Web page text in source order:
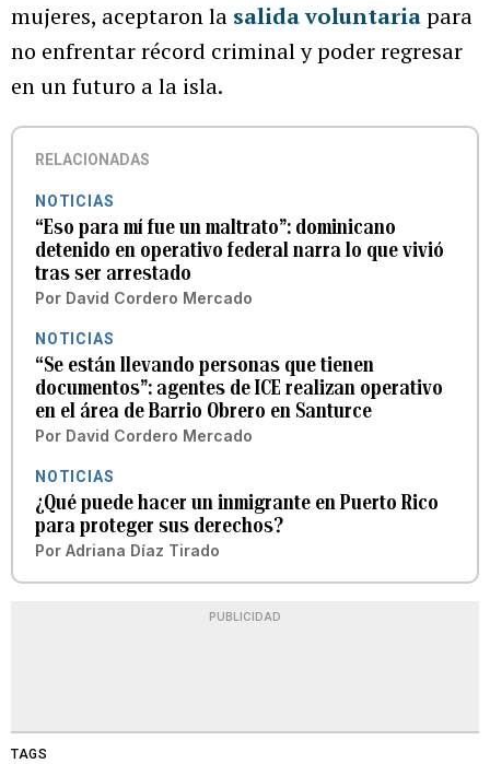
mujeres, aceptaron la salida voluntariapara
no enfrentar récord criminal y poder regresar
en un futuro a la isla.
RELACIONADAS
NOTICIAS
“Eso para mí fue un maltrato”: dominicano
detenido en operativo federal narra lo que vivió
tras ser arrestado
Por David Cordero Mercado
NOTICIAS
“Se están llevando personas que tienen
documentos”: agentes de ICE realizan operativo
en el área de Barrio Obrero en Santurce
Por David Cordero Mercado
NOTICIAS
¿Qué puede hacer un inmigrante en Puerto Rico
para proteger sus derechos?
Por Adriana Díaz Tirado
PUBLICIDAD
TAGS